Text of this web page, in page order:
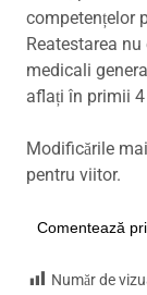
competențelor
Reatestarea
medicali
aflați în primii
Modificările
pentru viitor.
Comentează
Număr de